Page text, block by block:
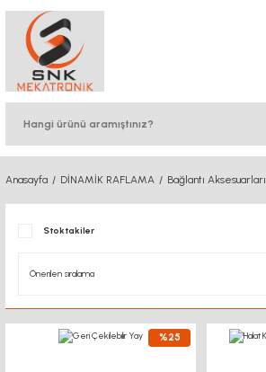
Anasayfa DİNAMİK RAFLAMA Bağlantı Aksesuarları
Stoktakiler
%25